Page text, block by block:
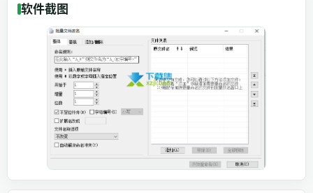
软件截图